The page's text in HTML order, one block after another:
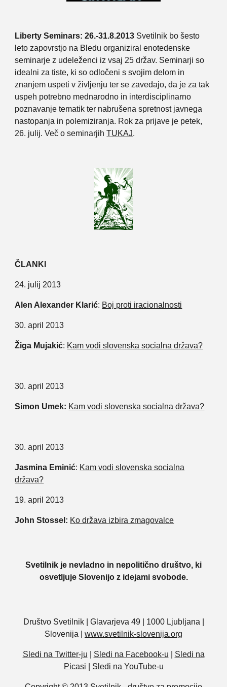
Liberty Seminars: 26.-31.8.2013 Svetilnik bo šesto
leto zapovrstjo na Bledu organiziral enotedenske
seminarje z udeleženci iz vsaj 25 držav. Seminarji so
idealni za tiste, ki so odločeni s svojim delom in
znanjem uspeti v življenju ter se zavedajo, da je za tak
uspeh potrebno mednarodno in interdisciplinarno
poznavanje tematik ter nabrušena spretnost javnega
nastopanja in polemiziranja. Rok za prijave je petek,
26. julij. Več o seminarjih TUKAJ.
ČLANKI
24. julij 2013
Alen Alexander Klarić: Boj proti iracionalnosti
30. april 2013
Žiga Mujakić: Kam vodi slovenska socialna država?
30. april 2013
Simon Umek: Kam vodi slovenska socialna država?
30. april 2013
Jasmina Eminić: Kam vodi slovenska socialna
država?
19. april 2013
John Stossel: Ko država izbira zmagovalce
Svetilnik je nevladno in nepolitično društvo, ki
osvetljuje Slovenijo z idejami svobode.
Društvo Svetilnik | Glavarjeva 49 | 1000 Ljubljana |
Slovenija |
www.svetilnik-slovenija.org
Sledi na Twitter-ju Sledi na Facebook-u
Sledi na
Picasi
Sledi na YouTube-u